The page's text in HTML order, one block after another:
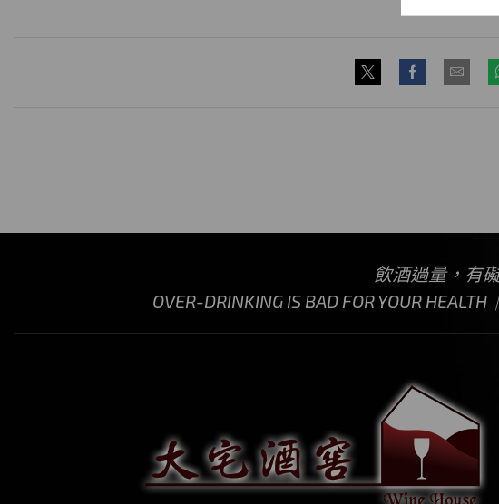
飲酒過量，有
OVER-DRINKING IS BAD FOR YOUR